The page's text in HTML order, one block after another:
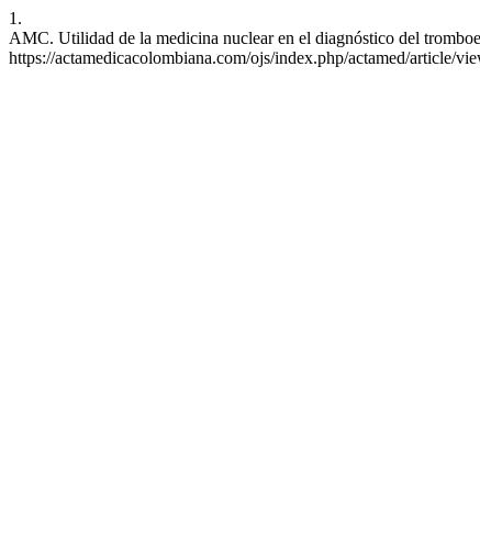
1.
AMC. Utilidad de la medicina nuclear en el diagnóstico del
https://actamedicacolombiana.com/ojs/index.php/actamed/article/